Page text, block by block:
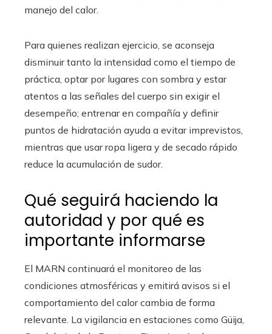
manejo del calor.
Para quienes realizan ejercicio, se aconseja
disminuir tanto la intensidad como el tiempo de
práctica, optar por lugares con sombra y estar
atentos a las señales del cuerpo sin exigir el
desempeño; entrenar en compañía y definir
puntos de hidratación ayuda a evitar imprevistos,
mientras que usar ropa ligera y de secado rápido
reduce la acumulación de sudor.
Qué seguirá haciendo la
autoridad y por qué es
importante informarse
El MARN continuará el monitoreo de las
condiciones atmosféricas y emitirá avisos si el
comportamiento del calor cambia de forma
relevante. La vigilancia en estaciones como Güija,